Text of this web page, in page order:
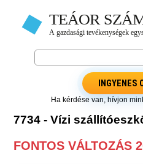
INGYENES
Ha kérdése van, hívjon
7734 - Vízi
FONTOS VÁLTOZÁS